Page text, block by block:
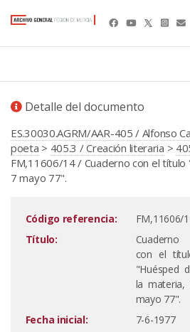
Detalle del documento
ES.30030.AGRM/AAR-405 / Alfonso
poeta > 405.3 / Creación literaria >
FM,11606/14 / Cuaderno con el
7 mayo 77".
Código referencia:
FM,11606/
Título:
Cuaderno
con el
"Huésped
la materia,
mayo 77".
Fecha inicial:
7-6-1977